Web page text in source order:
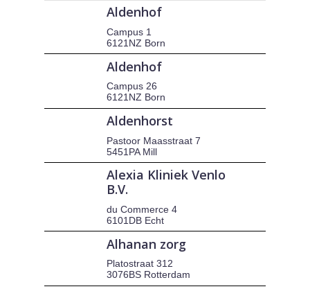
Aldenhof
Campus 1
6121NZ Born
Aldenhof
Campus 26
6121NZ Born
Aldenhorst
Pastoor Maasstraat 7
5451PA Mill
Alexia Kliniek Venlo
B.V.
du Commerce 4
6101DB Echt
Alhanan zorg
Platostraat 312
3076BS Rotterdam